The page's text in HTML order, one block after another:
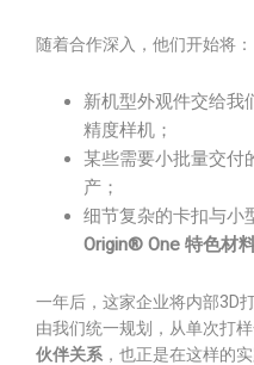
随着合作深入，他们开始将：
新机型外观件交给我
精度样机；
某些需要小批量交付
产；
细节复杂的卡扣与小
Origin® One 特色材
一年后，这家企业将内部3D
由我们统一规划，从单次打
伙伴关系 ，也正是在这样的